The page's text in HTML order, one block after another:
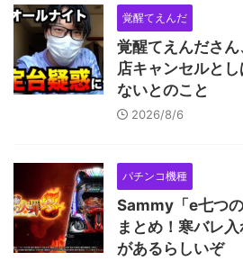
覚醒てえんだ
覚醒てえんださ
店キャンセルと
ないとのこと
2026/8/6
パチンコ機種
Sammy「e七つ
まとめ！寒バレ
があるらしいぞ